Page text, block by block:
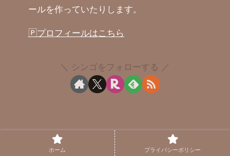
ールを作っていたりします。
🄿プロフィールはこちら
シンゴをフォローする
ホーム プライバシーポリシー